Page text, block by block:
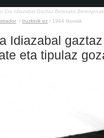
Eta Idiazabal Gaztaz Betetako
/ Iruzkinik ez / 1964 Ikusiak
Idiazabal
eta tipulaz